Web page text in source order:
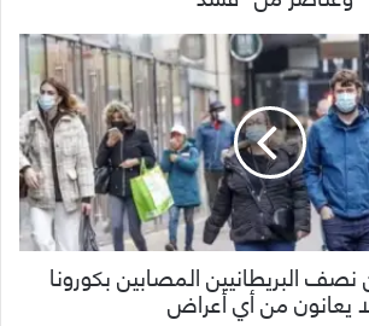
البريطانيين المصابين بكورونا
يعانون من أي أعراض